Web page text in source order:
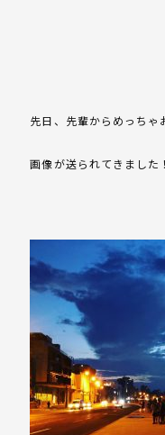
先日、先輩からめっちゃ
画像が送られてきました！